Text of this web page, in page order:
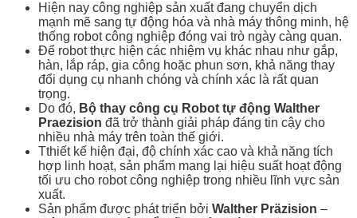
Hiện nay công nghiệp sản xuất đang chuyển dịch
mạnh mẽ sang tự động hóa và nhà máy thông minh, hệ
thống robot công nghiệp đóng vai trò ngày càng quan.
Để robot thực hiện các nhiệm vụ khác nhau như gắp,
hàn, lắp ráp, gia công hoặc phun sơn, khả năng thay
đổi dụng cụ nhanh chóng và chính xác là rất quan
trọng.
Do đó, Bộ thay công cụ Robot tự động Walther
Praezision đã trở thành giải pháp đáng tin cậy cho
nhiều nhà máy trên toàn thế giới.
Tthiết kế hiện đại, độ chính xác cao và khả năng tích
hợp linh hoạt, sản phẩm mang lại hiệu suất hoạt động
tối ưu cho robot công nghiệp trong nhiều lĩnh vực sản
xuất.
Sản phẩm được phát triển bởi Walther Präzision –